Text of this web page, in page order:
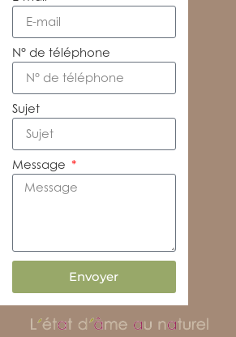
N° de téléphone
Sujet
Message
Envoyer